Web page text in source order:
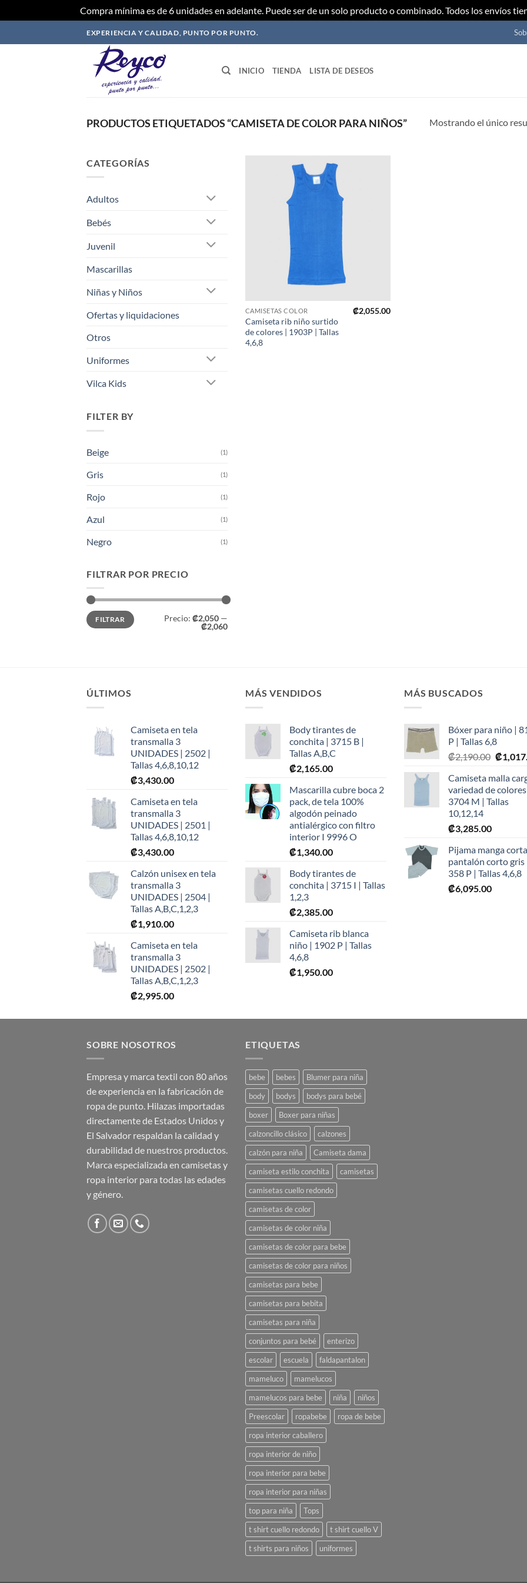
Compra mínima es de 6 unidades en adelante. Puede ser de un solo producto o combinado. Todos los envíos
al
EXPERIENCIA Y CALIDAD, PUNTO POR PUNTO.
INICIO TIENDA LISTA DE DESEOS
PRODUCTOS ETIQUETADOS “CAMISETA DE COLOR PARA NIÑOS” Mostrando el único
CATEGORÍAS
Adultos
Bebés
Juvenil
Mascarillas
Niñas y Niños
Ofertas y liquidaciones
Otros
Uniformes
Vilca Kids
FILTER BY
Beige (1)
Gris (1)
Rojo (1)
Azul (1)
Negro (1)
FILTRAR POR PRECIO
Precio
mínimo
Precio
máximo
FILTRAR Precio: ₡2,050 —
₡2,060
CAMISETAS COLOR
Camiseta rib niño surtido
de colores | 1903P | Tallas
4,6,8
₡2,055.00
ÚLTIMOS
Camiseta en tela
transmalla 3
UNIDADES | 2502 |
Tallas 4,6,8,10,12
₡3,430.00
Camiseta en tela
transmalla 3
UNIDADES | 2501 |
Tallas 4,6,8,10,12
₡3,430.00
Calzón unisex en tela
transmalla 3
UNIDADES | 2504 |
Tallas A,B,C,1,2,3
₡1,910.00
Camiseta en tela
transmalla 3
UNIDADES | 2502 |
Tallas A,B,C,1,2,3
₡2,995.00
MÁS VENDIDOS
Body tirantes de
conchita | 3715 B |
Tallas A,B,C
₡2,165.00
Mascarilla cubre boca 2
pack, de tela 100%
algodón peinado
antialérgico con filtro
interior I 9996 O
₡1,340.00
Body tirantes de
conchita | 3715 I | Tallas
1,2,3
₡2,385.00
Camiseta rib blanca
niño | 1902 P | Tallas
4,6,8
₡1,950.00
MÁS BUSCADOS
Bóxer para niño |
P | Tallas 6,8
₡2,190.00 Original
was:
₡
Camiseta malla
variedad de colores
3704 M | Tallas
10,12,14
₡3,285.00
Pijama manga
pantalón corto gris
358 P | Tallas 4,6,8
₡6,095.00
SOBRE NOSOTROS
Empresa y marca textil con 80 años
de experiencia en la fabricación de
ropa de punto. Hilazas importadas
directamente de Estados Unidos y
El Salvador respaldan la calidad y
durabilidad de nuestros productos.
Marca especializada en camisetas y
ropa interior para todas las edades
y género.
ETIQUETAS
bebe bebes
Blumer para niña
body
bodys
bodys para bebé
boxer
Boxer para niñas
calzoncillo clásico
calzones
calzón para niña
Camiseta dama
camiseta estilo conchita
camisetas
camisetas cuello redondo
camisetas de color
camisetas de color niña
camisetas de color para bebe
camisetas de color para niños
camisetas para bebe
camisetas para bebita
camisetas para niña
conjuntos para bebé
enterizo
escolar
escuela
faldapantalon
mameluco
mamelucos
mamelucos para bebe
niña
niños
Preescolar
ropabebe
ropa de bebe
ropa interior caballero
ropa interior de niño
ropa interior para bebe
ropa interior para niñas
top para niña
Tops
t shirt cuello redondo
t shirt cuello V
t shirts para niños
uniformes